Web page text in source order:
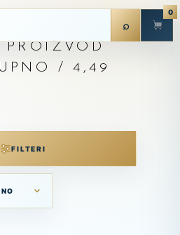
/ 4,49
FILTERI
0